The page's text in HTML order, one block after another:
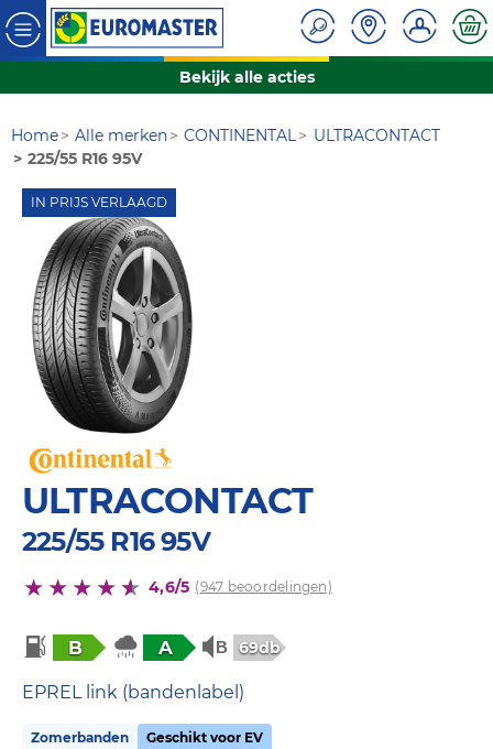
Bekijk alle acties
Home Alle merken CONTINENTAL
ULTRACONTACT
225/55 R16 95V
IN PRIJS VERLAAGD
ULTRACONTACT
225/55 R16 95V
4,6/5 (947 beoordelingen)
B A 69db
EPREL link (bandenlabel)
Zomerbanden Geschikt voor EV